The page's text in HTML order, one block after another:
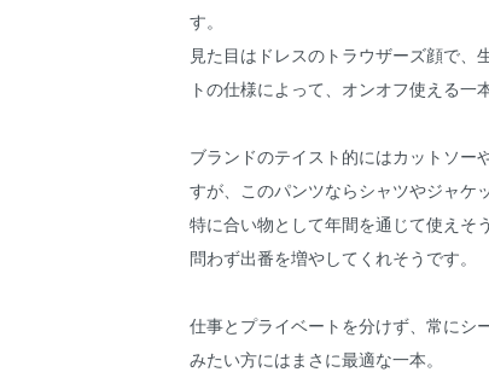
す。
見た目はドレスのトラウザーズ顔で、
トの仕様によって、オンオフ使える一
ブランドのテイスト的にはカットソー
すが、このパンツならシャツやジャケ
特に合い物として年間を通じて使えそ
問わず出番を増やしてくれそうです。
仕事とプライベートを分けず、常にシ
みたい方にはまさに最適な一本。